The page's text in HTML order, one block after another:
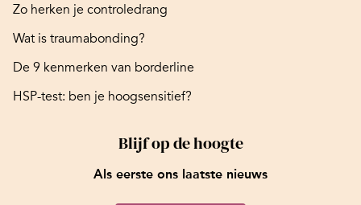
Zo herken je controledrang
Wat is traumabonding?
De 9 kenmerken van borderline
HSP-test: ben je hoogsensitief?
Blijf op de hoogte
Als eerste ons laatste nieuws